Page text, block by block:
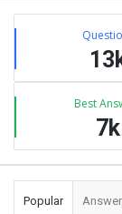
Sidebar
Stats
Best
7k
Popular